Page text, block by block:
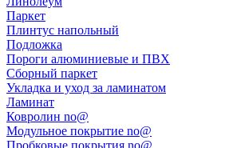
Паркет
Плинтус напольный
Подложка
Пороги алюминиевые и ПВХ
Сборный паркет
Укладка и уход за ламинатом
Ламинат
Ковролин no@
Модульное покрытие no@
Пробковые покрытия no@